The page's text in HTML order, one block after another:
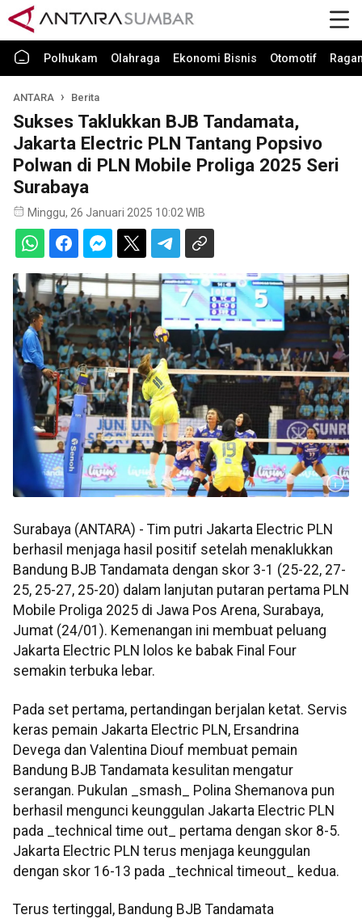
Polhukam Olahraga Ekonomi Bisnis Otomotif
ANTARA Berita
Sukses Taklukkan BJB Tandamata,
Jakarta Electric PLN Tantang Popsivo
Polwan di PLN Mobile Proliga 2025 Seri
Surabaya
Minggu, 26 Januari 2025 10:02 WIB
Surabaya (ANTARA) - Tim putri Jakarta Electric PLN
berhasil menjaga hasil positif setelah menaklukkan
Bandung BJB Tandamata dengan skor 3-1 (25-22, 27-
25, 25-27, 25-20) dalam lanjutan putaran pertama PLN
Mobile Proliga 2025 di Jawa Pos Arena, Surabaya,
Jumat (24/01). Kemenangan ini membuat peluang
Jakarta Electric PLN lolos ke babak Final Four
semakin terbuka lebar.
Pada set pertama, pertandingan berjalan ketat. Servis
keras pemain Jakarta Electric PLN, Ersandrina
Devega dan Valentina Diouf membuat pemain
Bandung BJB Tandamata kesulitan mengatur
serangan. Pukulan _smash_ Polina Shemanova pun
berhasil mengunci keunggulan Jakarta Electric PLN
pada _technical time out_ pertama dengan skor 8-5.
Jakarta Electric PLN terus menjaga keunggulan
dengan skor 16-13 pada _technical timeout_ kedua.
Terus tertinggal, Bandung BJB Tandamata